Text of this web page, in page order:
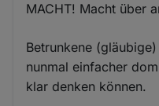
MACHT! Macht über
Betrunkene
nunmal einfacher
klar denken können.